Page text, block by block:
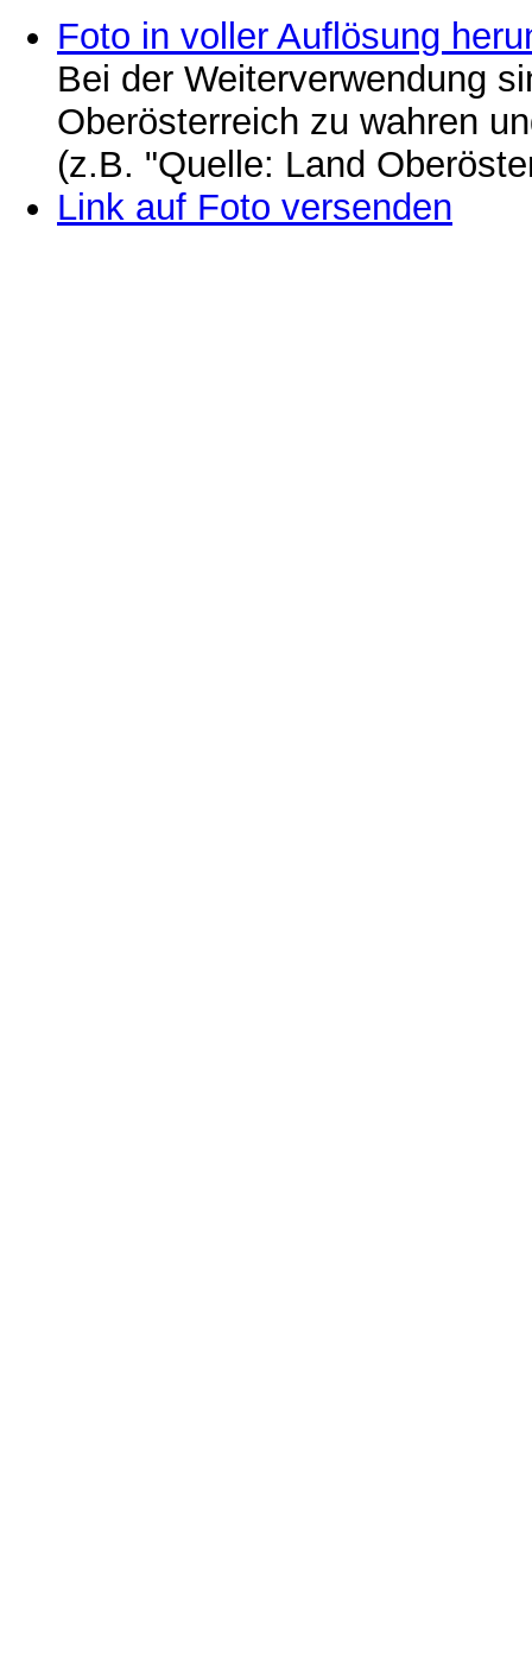
Foto in voller Auflösung
Bei der Weiterverwendung
Oberösterreich zu wahren
(z.B. "Quelle: Land
Link auf Foto versenden